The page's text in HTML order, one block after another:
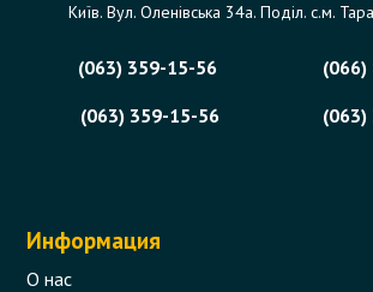
Київ. Вул. Оленівська 34а. Поділ. с.м.
(063) 359-15-56
(063) 359-15-56
Информация
О нас